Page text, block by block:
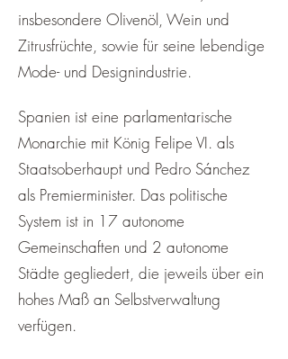
insbesondere Olivenöl, Wein und
Zitrusfrüchte, sowie für seine lebendige
Mode- und Designindustrie.
Spanien ist eine parlamentarische
Monarchie mit König Felipe VI. als
Staatsoberhaupt und Pedro Sánchez
als Premierminister. Das politische
System ist in 17 autonome
Gemeinschaften und 2 autonome
Städte gegliedert, die jeweils über ein
hohes Maß an Selbstverwaltung
verfügen.